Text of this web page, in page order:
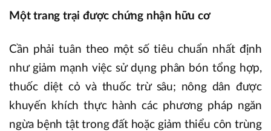
Một trang trại được chứng nhận hữu cơ
Cần phải tuân theo một số tiêu chuẩn nhất định
như giảm mạnh việc sử dụng phân bón tổng hợp,
thuốc diệt cỏ và thuốc trừ sâu; nông dân được
khuyến khích thực hành các phương pháp ngăn
ngừa bệnh tật trong đất hoặc giảm thiểu côn trùng